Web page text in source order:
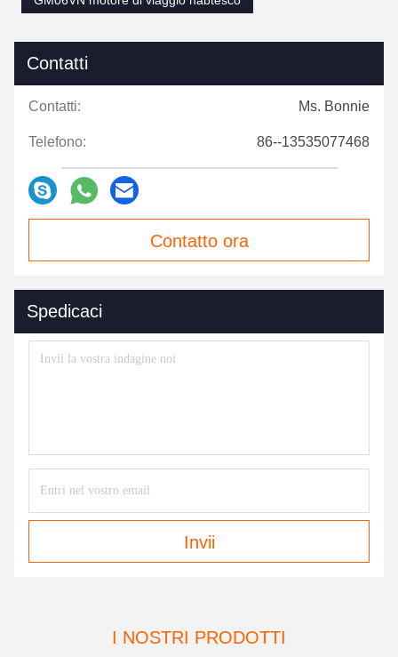
Contatti
Contatti: Ms. Bonnie
Telefono: 86--13535077468
Contatto ora
Spedicaci
Invii
I NOSTRI PRODOTTI